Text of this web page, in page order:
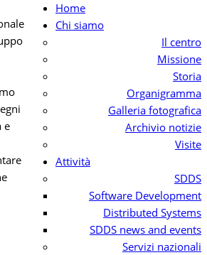
Home
Chi siamo
Il centro
Missione
Storia
Organigramma
Galleria fotografica
Archivio notizie
Visite
Attività
SDDS
Software Development
Distributed Systems
SDDS news and events
Servizi nazionali
e